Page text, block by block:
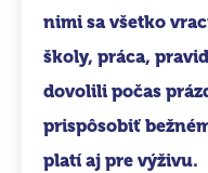
nimi sa všetko
školy, práca,
dovolili počas
prispôsobiť
platí aj pre výživu.